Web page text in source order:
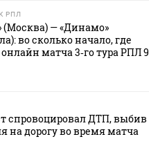
РПЛ
(Москва) — «Динамо»
во сколько начало, где
матча 3‑го тура РПЛ 9
спровоцировал ДТП, выбив
на дорогу во время матча